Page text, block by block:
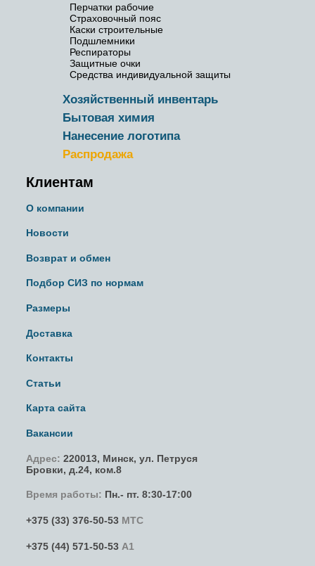
Перчатки рабочие
Страховочный пояс
Каски строительные
Подшлемники
Респираторы
Защитные очки
Средства индивидуальной защиты
Хозяйственный инвентарь
Бытовая химия
Нанесение логотипа
Распродажа
Клиентам
О компании
Новости
Возврат и обмен
Подбор СИЗ по нормам
Размеры
Доставка
Контакты
Статьи
Карта сайта
Вакансии
Адрес: 220013, Минск, ул. Петруся
Бровки, д.24, ком.8
Время работы: Пн.- пт. 8:30-17:00
+375 (33) 376-50-53 МТС
+375 (44) 571-50-53 А1